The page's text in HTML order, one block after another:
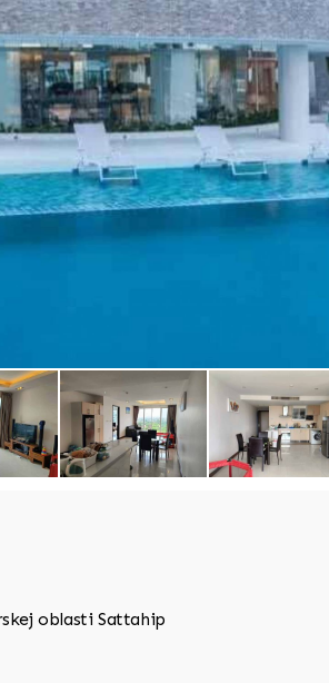
oblasti Sattahip